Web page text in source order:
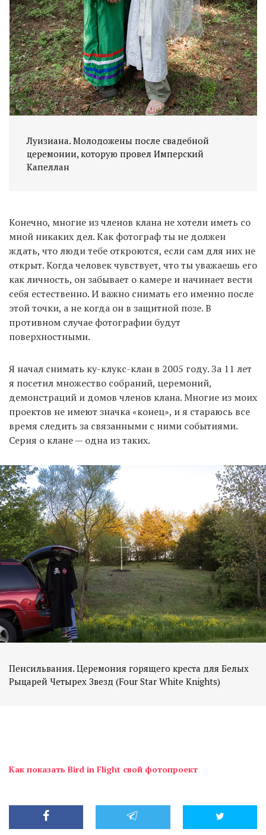
Луизиана. Молодожены после свадебной
церемонии, которую провел Имперский
Капеллан
Конечно, многие из членов клана не хотели иметь со
мной никаких дел. Как фотограф ты не должен
ждать, что люди тебе откроются, если сам для них не
открыт. Когда человек чувствует, что ты уважаешь его
как личность, он забывает о камере и начинает вести
себя естественно. И важно снимать его именно после
этой точки, а не когда он в защитной позе. В
противном случае фотографии будут
поверхностными.
Я начал снимать ку-клукс-клан в 2005 году. За 11 лет
я посетил множество собраний, церемоний,
демонстраций и домов членов клана. Многие из моих
проектов не имеют значка «конец», и я стараюсь все
время следить за связанными с ними событиями.
Серия о клане — одна из таких.
Пенсильвания. Церемония горящего креста для Белых
Рыцарей Четырех Звезд (Four Star White Knights)
Как показать Bird in Flight свой фотопроект